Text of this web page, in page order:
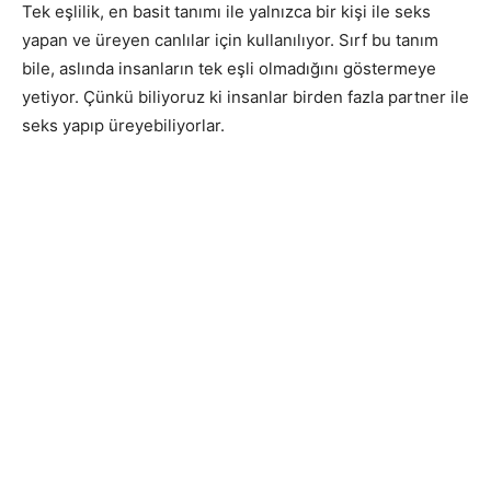
Tek eşlilik, en basit tanımı ile yalnızca bir kişi ile seks
yapan ve üreyen canlılar için kullanılıyor. Sırf bu tanım
bile, aslında insanların tek eşli olmadığını göstermeye
yetiyor. Çünkü biliyoruz ki insanlar birden fazla partner ile
seks yapıp üreyebiliyorlar.